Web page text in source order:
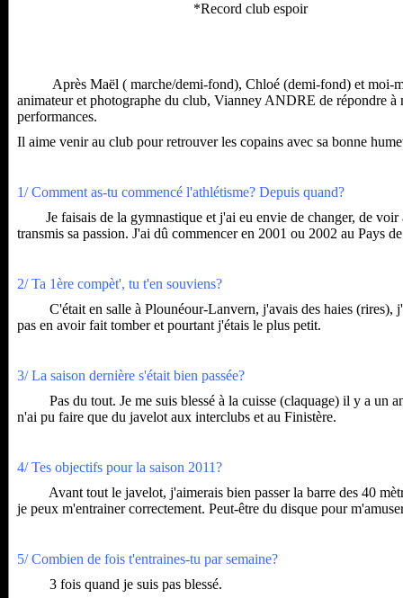
*Record club espoir
Après Maël ( marche/demi-fond), Chloé (demi-fond) et moi-
animateur et photographe du club, Vianney ANDRE de répondre
performances.
Il aime venir au club pour retrouver les copains avec sa bonne
1/ Comment as-tu commencé l'athlétisme? Depuis quand?
Je faisais de la gymnastique et j'ai eu envie de changer, de voir
transmis sa passion. J'ai dû commencer en 2001 ou 2002 au Pays
2/ Ta 1ère compèt', tu t'en souviens?
C'était en salle à Plounéour-Lanvern, j'avais des haies (rires),
pas en avoir fait tomber et pourtant j'étais le plus petit.
3/ La saison dernière s'était bien passée?
Pas du tout. Je me suis blessé à la cuisse (claquage) il y a un
n'ai pu faire que du javelot aux interclubs et au Finistère.
4/ Tes objectifs pour la saison 2011?
Avant tout le javelot, j'aimerais bien passer la barre des 40
je peux m'entrainer correctement. Peut-être du disque pour
5/ Combien de fois t'entraines-tu par semaine?
3 fois quand je suis pas blessé.